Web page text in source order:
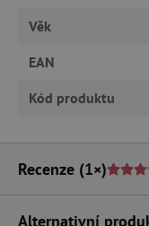
Věk
EAN
Kód produktu
Recenze (1×)
Alternativní
Nezbytně
stránky